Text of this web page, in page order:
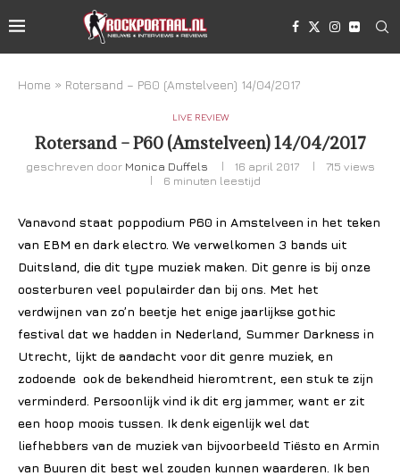
Home » Rotersand – P60 (Amstelveen) 14/04/2017
LIVE REVIEW
Rotersand – P60 (Amstelveen) 14/04/2017
geschreven door Monica Duffels 16 april 2017 715 views
6 minuten leestijd
Vanavond staat poppodium P60 in Amstelveen in het teken
van EBM en dark electro. We verwelkomen 3 bands uit
Duitsland, die dit type muziek maken. Dit genre is bij onze
oosterburen veel populairder dan bij ons. Met het
verdwijnen van zo’n beetje het enige jaarlijkse gothic
festival dat we hadden in Nederland, Summer Darkness in
Utrecht, lijkt de aandacht voor dit genre muziek, en
zodoende ook de bekendheid hieromtrent, een stuk te zijn
verminderd. Persoonlijk vind ik dit erg jammer, want er zit
een hoop moois tussen. Ik denk eigenlijk wel dat
liefhebbers van de muziek van bijvoorbeeld Tiësto en Armin
van Buuren dit best wel zouden kunnen waarderen. Ik ben